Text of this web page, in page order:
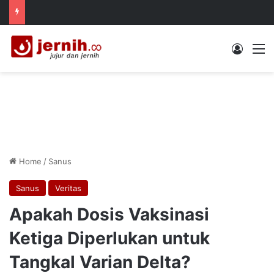
Log In
Home / Sanus
Sanus Veritas
Apakah Dosis Vaksinasi
Ketiga Diperlukan untuk
Tangkal Varian Delta?